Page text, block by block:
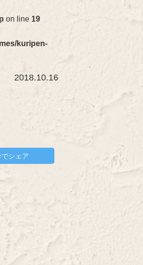
on line 19
kuripen-
2018.10.16
シェア